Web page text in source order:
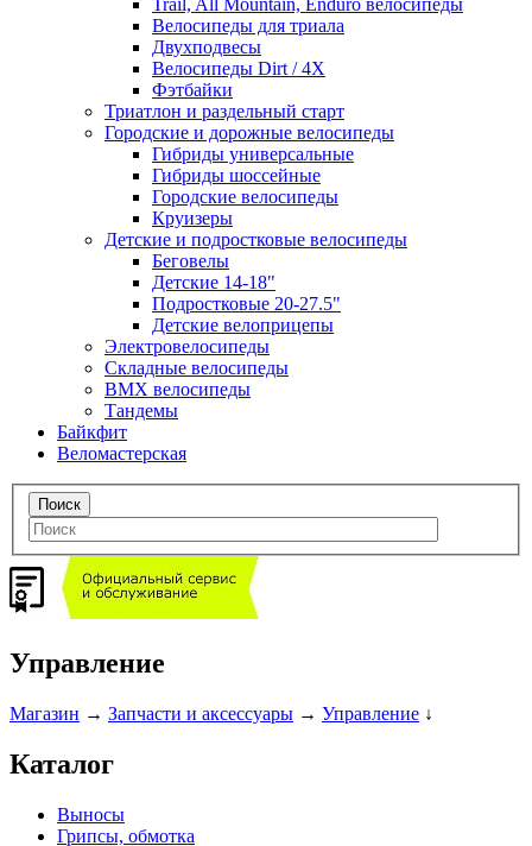
Велосипеды для триала
Двухподвесы
Велосипеды Dirt / 4X
Фэтбайки
Триатлон и раздельный старт
Городские и дорожные велосипеды
Гибриды универсальные
Гибриды шоссейные
Городские велосипеды
Круизеры
Детские и подростковые велосипеды
Беговелы
Детские 14-18"
Подростковые 20-27.5"
Детские велоприцепы
Электровелосипеды
Складные велосипеды
BMX велосипеды
Тандемы
Байкфит
Веломастерская
Управление
Магазин → Запчасти и аксессуары → Управление ↓
Каталог
Выносы
Грипсы, обмотка